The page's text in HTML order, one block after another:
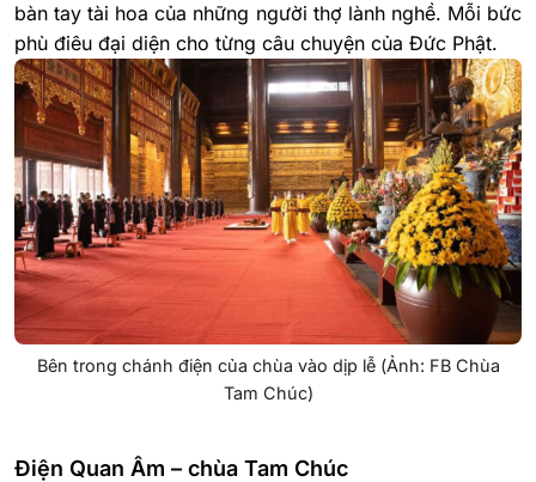
bàn tay tài hoa của những người thợ lành nghề. Mỗi bức
phù điêu đại diện cho từng câu chuyện của Đức Phật.
Bên trong chánh điện của chùa vào dịp lễ (Ảnh: FB Chùa
Tam Chúc)
Điện Quan Âm – chùa Tam Chúc